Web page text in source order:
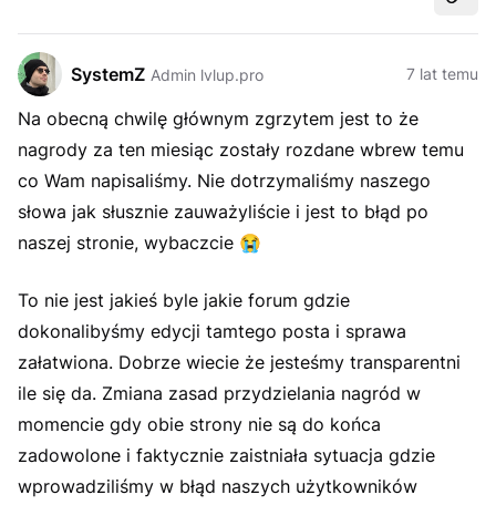
SystemZ Admin lvlup.pro 7 lat temu
Na obecną chwilę głównym zgrzytem jest to że
nagrody za ten miesiąc zostały rozdane wbrew temu
co Wam napisaliśmy. Nie dotrzymaliśmy naszego
słowa jak słusznie zauważyliście i jest to błąd po
naszej stronie, wybaczcie 😭
To nie jest jakieś byle jakie forum gdzie
dokonalibyśmy edycji tamtego posta i sprawa
załatwiona. Dobrze wiecie że jesteśmy transparentni
ile się da. Zmiana zasad przydzielania nagród w
momencie gdy obie strony nie są do końca
zadowolone i faktycznie zaistniała sytuacja gdzie
wprowadziliśmy w błąd naszych użytkowników